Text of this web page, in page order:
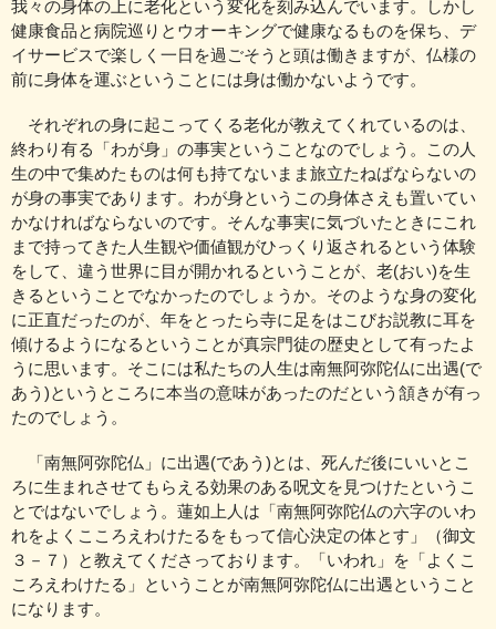
我々の身体の上に老化という変化を刻み込んでいます。しかし
健康食品と病院巡りとウオーキングで健康なるものを保ち、デ
イサービスで楽しく一日を過ごそうと頭は働きますが、仏様の
前に身体を運ぶということには身は働かないようです。
それぞれの身に起こってくる老化が教えてくれているのは、
終わり有る「わが身」の事実ということなのでしょう。この人
生の中で集めたものは何も持てないまま旅立たねばならないの
が身の事実であります。わが身というこの身体さえも置いてい
かなければならないのです。そんな事実に気づいたときにこれ
まで持ってきた人生観や価値観がひっくり返されるという体験
をして、違う世界に目が開かれるということが、老(おい)を生
きるということでなかったのでしょうか。そのような身の変化
に正直だったのが、年をとったら寺に足をはこびお説教に耳を
傾けるようになるということが真宗門徒の歴史として有ったよ
うに思います。そこには私たちの人生は南無阿弥陀仏に出遇(で
あう)というところに本当の意味があったのだという頷きが有っ
たのでしょう。
「南無阿弥陀仏」に出遇(であう)とは、死んだ後にいいとこ
ろに生まれさせてもらえる効果のある呪文を見つけたというこ
とではないでしょう。蓮如上人は「南無阿弥陀仏の六字のいわ
れをよくこころえわけたるをもって信心決定の体とす」（御文
３－７）と教えてくださっております。「いわれ」を「よくこ
ころえわけたる」ということが南無阿弥陀仏に出遇ということ
になります。